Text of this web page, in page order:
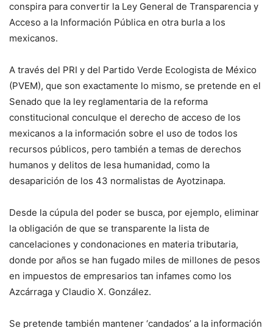
conspira para convertir la Ley General de Transparencia y
Acceso a la Información Pública en otra burla a los
mexicanos.
A través del PRI y del Partido Verde Ecologista de México
(PVEM), que son exactamente lo mismo, se pretende en el
Senado que la ley reglamentaria de la reforma
constitucional conculque el derecho de acceso de los
mexicanos a la información sobre el uso de todos los
recursos públicos, pero también a temas de derechos
humanos y delitos de lesa humanidad, como la
desaparición de los 43 normalistas de Ayotzinapa.
Desde la cúpula del poder se busca, por ejemplo, eliminar
la obligación de que se transparente la lista de
cancelaciones y condonaciones en materia tributaria,
donde por años se han fugado miles de millones de pesos
en impuestos de empresarios tan infames como los
Azcárraga y Claudio X. González.
Se pretende también mantener ‘candados’ a la información